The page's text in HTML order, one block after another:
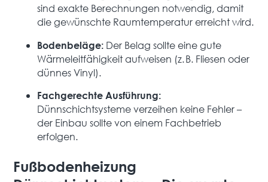
sind exakte Berechnungen notwendig, damit
die gewünschte Raumtemperatur erreicht wird.
Bodenbeläge: Der Belag sollte eine gute
Wärmeleitfähigkeit aufweisen (z. B. Fliesen oder
dünnes Vinyl).
Fachgerechte Ausführung:
Dünnschichtsysteme verzeihen keine Fehler –
der Einbau sollte von einem Fachbetrieb
erfolgen.
Fußbodenheizung